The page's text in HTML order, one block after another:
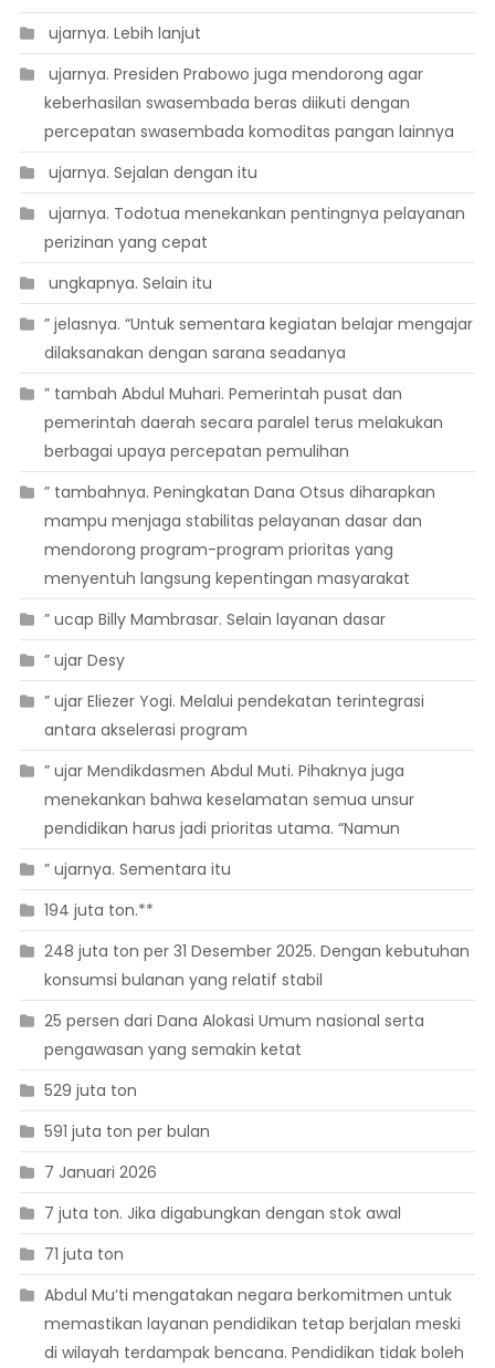
 ujarnya. Lebih lanjut
 ujarnya. Presiden Prabowo juga mendorong agar
keberhasilan swasembada beras diikuti dengan
percepatan swasembada komoditas pangan lainnya
 ujarnya. Sejalan dengan itu
 ujarnya. Todotua menekankan pentingnya pelayanan
perizinan yang cepat
 ungkapnya. Selain itu
” jelasnya. “Untuk sementara kegiatan belajar mengajar
dilaksanakan dengan sarana seadanya
” tambah Abdul Muhari. Pemerintah pusat dan
pemerintah daerah secara paralel terus melakukan
berbagai upaya percepatan pemulihan
” tambahnya. Peningkatan Dana Otsus diharapkan
mampu menjaga stabilitas pelayanan dasar dan
mendorong program-program prioritas yang
menyentuh langsung kepentingan masyarakat
” ucap Billy Mambrasar. Selain layanan dasar
” ujar Desy
” ujar Eliezer Yogi. Melalui pendekatan terintegrasi
antara akselerasi program
” ujar Mendikdasmen Abdul Muti. Pihaknya juga
menekankan bahwa keselamatan semua unsur
pendidikan harus jadi prioritas utama. “Namun
” ujarnya. Sementara itu
194 juta ton.**
248 juta ton per 31 Desember 2025. Dengan kebutuhan
konsumsi bulanan yang relatif stabil
25 persen dari Dana Alokasi Umum nasional serta
pengawasan yang semakin ketat
529 juta ton
591 juta ton per bulan
7 Januari 2026
7 juta ton. Jika digabungkan dengan stok awal
71 juta ton
Abdul Mu’ti mengatakan negara berkomitmen untuk
memastikan layanan pendidikan tetap berjalan meski
di wilayah terdampak bencana. Pendidikan tidak boleh